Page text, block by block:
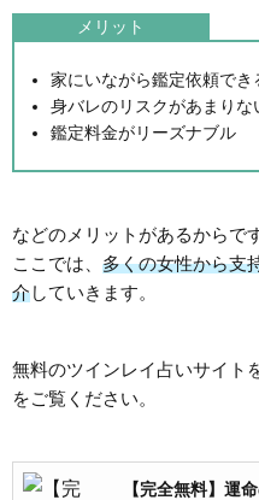
メリット
家にいながら鑑定依頼でき
身バレのリスクがあまりな
鑑定料金がリーズナブル
などのメリットがあるからです
ここでは、 多くの女性から支
介していきます。
無料のツインレイ占いサイト
をご覧ください。
【完全無料】運